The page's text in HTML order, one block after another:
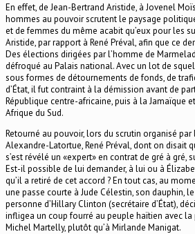
En effet, de Jean-Bertrand Aristide, à Jovenel
hommes au pouvoir scrutent le paysage
et de femmes du même acabit qu’eux pour les
Aristide, par rapport à René Préval, afin que ce
Des élections dirigées par l’homme de
défroqué au Palais national. Avec un lot de
sous formes de détournements de fonds, de
d’État, il fut contraint à la démission avant de
République centre-africaine, puis à la Jamaïque
Afrique du Sud.
Retourné au pouvoir, lors du scrutin organisé
Alexandre-Latortue, René Préval, dont on disait
s’est révélé un «expert» en contrat de gré à gré,
Est-il possible de lui demander, à lui ou à
qu’il a retiré de cet accord ? En tout cas, au
une passe courte à Jude Célestin, son dauphin,
personne d’Hillary Clinton (secrétaire d’État),
infligea un coup fourré au peuple haïtien avec la
Michel Martelly, plutôt qu’à Mirlande Manigat.